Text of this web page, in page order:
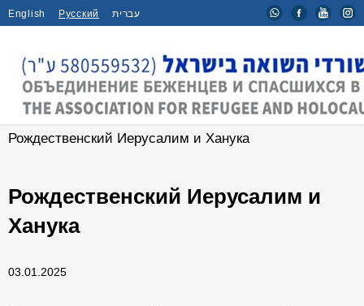
English Русский עברית
Главная / Новости /
Рождественский Иерусалим и Ханука
Рождественский Иерусалим и
Ханука
03.01.2025